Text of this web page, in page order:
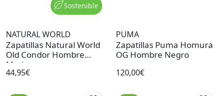
Sostenible
NATURAL WORLD
Zapatillas Natural World
Old Condor Hombre
Marino
44,95€
PUMA
Zapatillas Puma Homura
OG Hombre Negro
120,00€